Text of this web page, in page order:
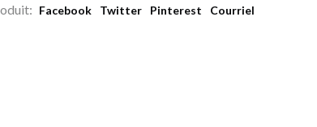
Facebook Twitter Pinterest Courriel